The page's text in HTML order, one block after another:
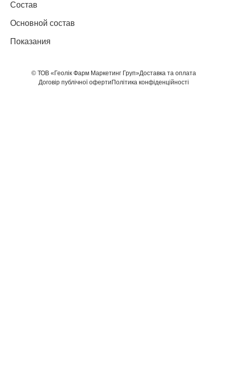
Состав
Основной состав
Показания
© ТОВ «Геолік Фарм Маркетинг Груп»Доставка та оплата
Договір публічної оферти Політика конфіденційності